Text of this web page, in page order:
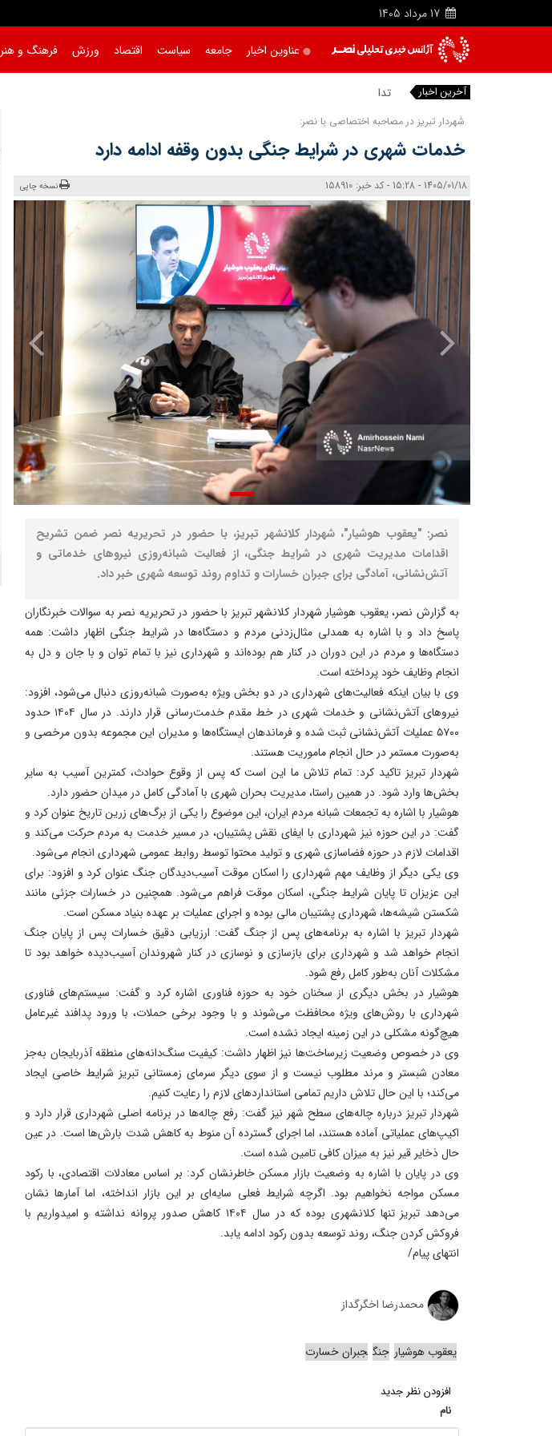
17 مرداد 1405
عناوین اخبار جامعه سیاست اقتصاد ورزش فرهنگ و هنر
آخرین اخبار تداوم گرما
شهردار تبریز در مصاحبه اختصاصی با نصر:
خدمات شهری در شرایط جنگی بدون وقفه ادامه دارد
1405/01/18 - 15:28 - کد خبر: 158910 نسخه چاپی
نصر: "یعقوب هوشیار"، شهردار کلانشهر تبریز، با حضور در تحریریه نصر ضمن تشریح
اقدامات مدیریت شهری در شرایط جنگی، از فعالیت شبانه‌روزی نیروهای خدماتی و
آتش‌نشانی، آمادگی برای جبران خسارات و تداوم روند توسعه شهری خبر داد.
به گزارش نصر، یعقوب هوشیار شهردار کلانشهر تبریز با حضور در تحریریه نصر به سوالات خبرنگاران
پاسخ داد و با اشاره به همدلی مثال‌زدنی مردم و دستگاه‌ها در شرایط جنگی اظهار داشت: همه
دستگاه‌ها و مردم در این دوران در کنار هم بوده‌اند و شهرداری نیز با تمام توان و با جان و دل به
انجام وظایف خود پرداخته است.
وی با بیان اینکه فعالیت‌های شهرداری در دو بخش ویژه به‌صورت شبانه‌روزی دنبال می‌شود، افزود:
نیروهای آتش‌نشانی و خدمات شهری در خط مقدم خدمت‌رسانی قرار دارند. در سال ۱۴۰۴ حدود
۵۷۰۰ عملیات آتش‌نشانی ثبت شده و فرماندهان ایستگاه‌ها و مدیران این مجموعه بدون مرخصی و
به‌صورت مستمر در حال انجام ماموریت هستند.
شهردار تبریز تاکید کرد: تمام تلاش ما این است که پس از وقوع حوادث، کمترین آسیب به سایر
بخش‌ها وارد شود. در همین راستا، مدیریت بحران شهری با آمادگی کامل در میدان حضور دارد.
هوشیار با اشاره به تجمعات شبانه مردم ایران، این موضوع را یکی از برگ‌های زرین تاریخ عنوان کرد و
گفت: در این حوزه نیز شهرداری با ایفای نقش پشتیبان، در مسیر خدمت به مردم حرکت می‌کند و
اقدامات لازم در حوزه فضاسازی شهری و تولید محتوا توسط روابط عمومی شهرداری انجام می‌شود.
وی یکی دیگر از وظایف مهم شهرداری را اسکان موقت آسیب‌دیدگان جنگ عنوان کرد و افزود: برای
این عزیزان تا پایان شرایط جنگی، اسکان موقت فراهم می‌شود. همچنین در خسارات جزئی مانند
شکستن شیشه‌ها، شهرداری پشتیبان مالی بوده و اجرای عملیات بر عهده بنیاد مسکن است.
شهردار تبریز با اشاره به برنامه‌های پس از جنگ گفت: ارزیابی دقیق خسارات پس از پایان جنگ
انجام خواهد شد و شهرداری برای بازسازی و نوسازی در کنار شهروندان آسیب‌دیده خواهد بود تا
مشکلات آنان به‌طور کامل رفع شود.
هوشیار در بخش دیگری از سخنان خود به حوزه فناوری اشاره کرد و گفت: سیستم‌های فناوری
شهرداری با روش‌های ویژه محافظت می‌شوند و با وجود برخی حملات، با ورود پدافند غیرعامل
هیچ‌گونه مشکلی در این زمینه ایجاد نشده است.
وی در خصوص وضعیت زیرساخت‌ها نیز اظهار داشت: کیفیت سنگ‌دانه‌های منطقه آذربایجان به‌جز
معادن شبستر و مرند مطلوب نیست و از سوی دیگر سرمای زمستانی تبریز شرایط خاصی ایجاد
می‌کند؛ با این حال تلاش داریم تمامی استانداردهای لازم را رعایت کنیم.
شهردار تبریز درباره چاله‌های سطح شهر نیز گفت: رفع چاله‌ها در برنامه اصلی شهرداری قرار دارد و
اکیپ‌های عملیاتی آماده هستند، اما اجرای گسترده آن منوط به کاهش شدت بارش‌ها است. در عین
حال ذخایر قیر نیز به میزان کافی تامین شده است.
وی در پایان با اشاره به وضعیت بازار مسکن خاطرنشان کرد: بر اساس معادلات اقتصادی، با رکود
مسکن مواجه نخواهیم بود. اگرچه شرایط فعلی سایه‌ای بر این بازار انداخته، اما آمارها نشان
می‌دهد تبریز تنها کلانشهری بوده که در سال ۱۴۰۴ کاهش صدور پروانه نداشته و امیدواریم با
فروکش کردن جنگ، روند توسعه بدون رکود ادامه یابد.
انتهای پیام/
محمدرضا اخگرگداز
یعقوب هوشیار جنگ جبران خسارت
افزودن نظر جدید
نام